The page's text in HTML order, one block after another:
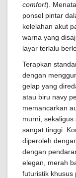
comfort).
ponsel pintar
kelelahan akut
warna yang
layar terlalu
Terapkan
dengan
gelap yang
atau biru navy
memancarkan
murni,
sangat tinggi.
diperoleh
dengan
elegan, merah
futuristik khusus